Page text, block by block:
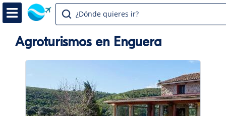
¿Dónde quieres ir?
Agroturismos en Enguera